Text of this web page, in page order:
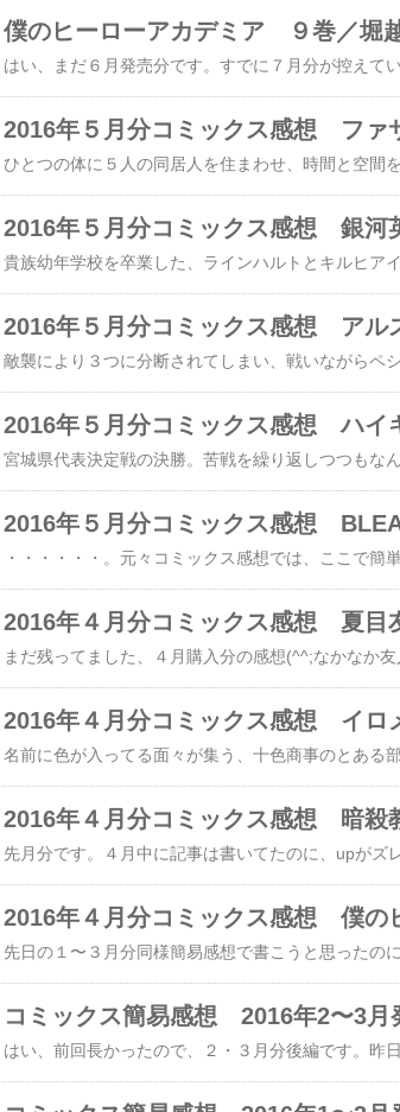
2016年５月分コミックス感想 フ
2016年５月分コミックス感想 ハ
2016年５月分コミックス感想
2016年４月分コミックス感想 夏目
2016年４月分コミックス感想 イ
2016年４月分コミックス感想 暗
コミックス簡易感想 2016年2〜3月